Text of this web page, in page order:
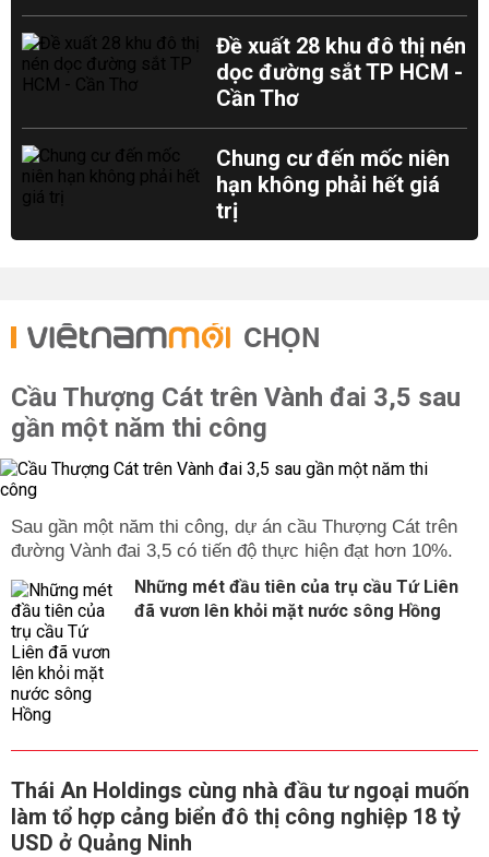
Đề xuất 28 khu đô thị nén
dọc đường sắt TP HCM -
Cần Thơ
Chung cư đến mốc niên
hạn không phải hết giá
trị
CHỌN
Cầu Thượng Cát trên Vành đai 3,5 sau
gần một năm thi công
Sau gần một năm thi công, dự án cầu Thượng Cát trên
đường Vành đai 3,5 có tiến độ thực hiện đạt hơn 10%.
Những mét đầu tiên của trụ cầu Tứ Liên
đã vươn lên khỏi mặt nước sông Hồng
Thái An Holdings cùng nhà đầu tư ngoại muốn
làm tổ hợp cảng biển đô thị công nghiệp 18 tỷ
USD ở Quảng Ninh